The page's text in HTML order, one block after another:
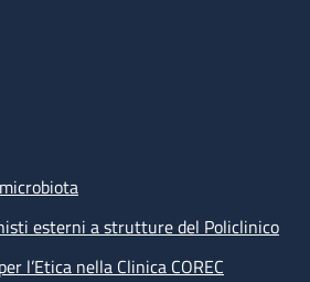
esterni a strutture del Policlinico
l’Etica nella Clinica COREC